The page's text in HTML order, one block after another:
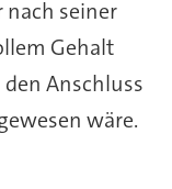
nach seiner
Gehalt
Anschluss
wäre.